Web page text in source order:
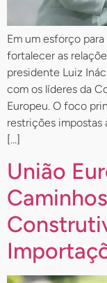
Em um esforço
fortalecer as
presidente Luiz
com os líderes da
Europeu. O foco
restrições impostas
[…]
União